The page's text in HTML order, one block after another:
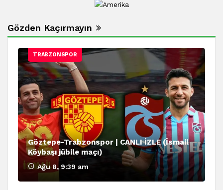
Gözden Kaçırmayın
TRABZONSPOR
Göztepe-Trabzonspor | CANLI İZLE (İsmail
Köybaşı jübile maçı)
Ağu 8, 9:39 am